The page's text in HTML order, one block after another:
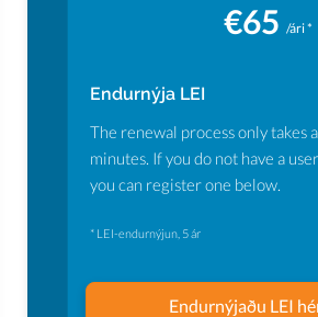
€65 /ári *
Endurnýja LEI
The renewal process only takes
minutes. If you do not have a
you can register one below.
* LEI-endurnýjun, 5 ár
Endurnýjaðu LEI